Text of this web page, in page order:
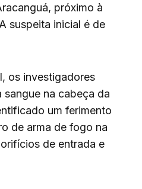
próximo à
suspeita inicial é de
os investigadores
sangue na cabeça da
um ferimento
de arma de fogo na
de entrada e